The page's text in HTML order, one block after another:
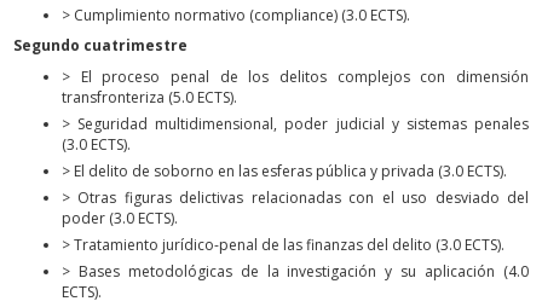
> Cumplimiento normativo (compliance) (3.0 ECTS).
Segundo cuatrimestre
> El proceso penal de los delitos complejos con dimensión
transfronteriza (5.0 ECTS).
> Seguridad multidimensional, poder judicial y sistemas penales
(3.0 ECTS).
> El delito de soborno en las esferas pública y privada (3.0 ECTS).
> Otras figuras delictivas relacionadas con el uso desviado del
poder (3.0 ECTS).
> Tratamiento jurídico-penal de las finanzas del delito (3.0 ECTS).
> Bases metodológicas de la investigación y su aplicación (4.0
ECTS).